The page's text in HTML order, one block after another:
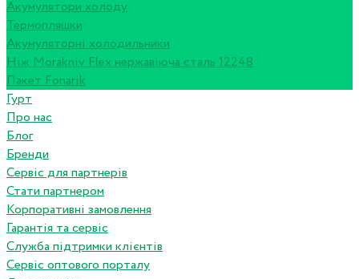
Акумулятори холоду
Термопляшки
Акумуляторні холодильники
Ніж Morakniv Flex нержавіюча сталь 12248
Пакет Fonarik
Гурт
Про нас
Блог
Бренди
Сервіс для партнерів
Стати партнером
Корпоративні замовлення
Гарантія та сервіс
Служба підтримки клієнтів
Сервіс оптового порталу